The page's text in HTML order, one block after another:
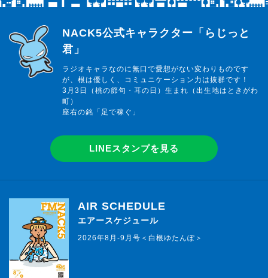
らじっと君
NACK5公式キャラクター「らじっと
君」
ラジオキャラなのに無口で愛想がない変わりものです
が、根は優しく、コミュニケーション力は抜群です！
3月3日（桃の節句・耳の日）生まれ（出生地はときがわ
町）
座右の銘「足で稼ぐ」
LINEスタンプを見る
AIR SCHEDULE
エアースケジュール
2026年8月-9月号＜白根ゆたんぽ＞